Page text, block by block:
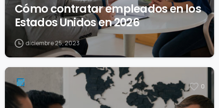
Cómo contratar empleados en los
Estados Unidos en 2026
diciembre 25, 2023
0